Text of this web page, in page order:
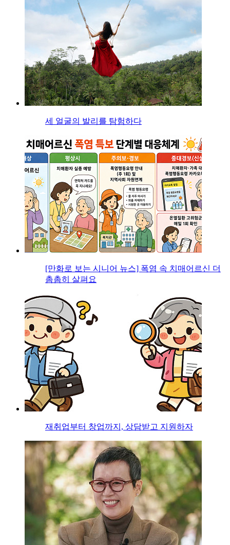
세 얼굴의 발리를 탐험하다
[만화로 보는 시니어 뉴스] 폭염 속 치매어르신 더
촘촘히 살펴요
재취업부터 창업까지, 상담받고 지원하자